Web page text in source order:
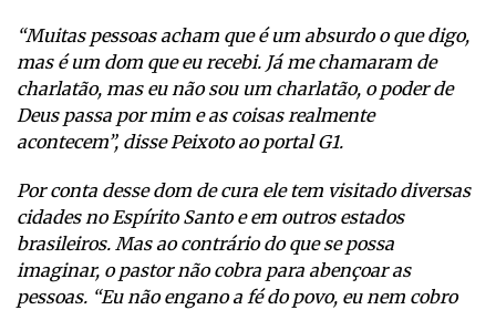
“Muitas pessoas acham que é um absurdo o que digo,
mas é um dom que eu recebi. Já me chamaram de
charlatão, mas eu não sou um charlatão, o poder de
Deus passa por mim e as coisas realmente
acontecem”, disse Peixoto ao portal G1.
Por conta desse dom de cura ele tem visitado diversas
cidades no Espírito Santo e em outros estados
brasileiros. Mas ao contrário do que se possa
imaginar, o pastor não cobra para abençoar as
pessoas. “Eu não engano a fé do povo, eu nem cobro